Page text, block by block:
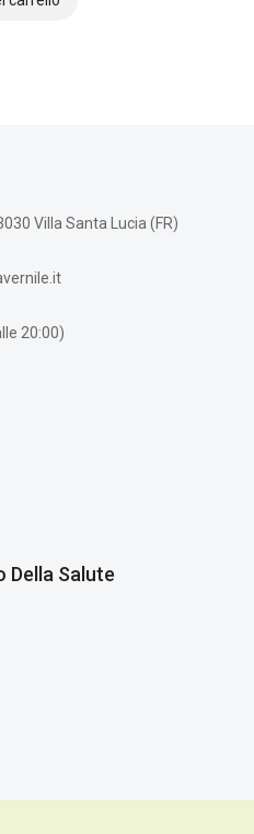
Villa Santa Lucia (FR)
20:00)
Salute